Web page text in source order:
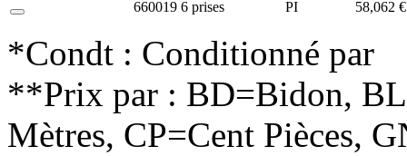
660019 6 prises PI 58,062 €
*Condt : Conditionné par
**Prix par : BD=Bidon,
Mètres, CP=Cent Pièces,